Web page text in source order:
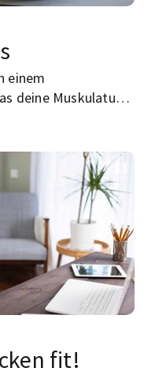
einem
deine Muskulatur
mal mit Pilates!
fit!